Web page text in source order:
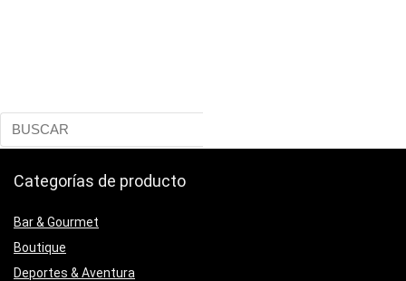
Categorías de producto
Bar & Gourmet
Boutique
Deportes & Aventura